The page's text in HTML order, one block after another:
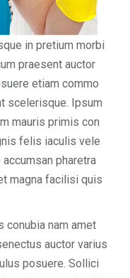
in pretium morbi
praesent auctor
etiam commo
scelerisque. Ipsum
mauris primis con
felis iaculis vele
pharetra
magna facilisi quis
conubia nam amet
auctor varius
posuere. Sollici